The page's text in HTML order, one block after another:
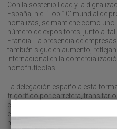
Con la sostenibilidad y la
España, n el ‘Top 10’ mundial de
hortalizas, se mantiene como
número de expositores, junto a
Francia. La presencia de
también sigue en aumento,
internacional en la
hortofrutícolas.
La delegación española está
frigorífico por carretera,
cargadores. Destaca una vez más
españoles, que el pasado año
millones de toneladas de